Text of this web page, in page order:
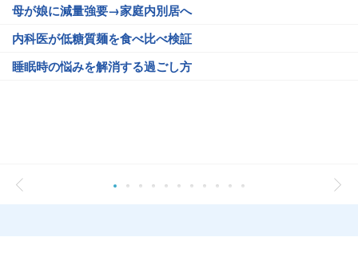
母が娘に減量強要→家庭内別居へ
内科医が低糖質麺を食べ比べ検証
睡眠時の悩みを解消する過ごし方